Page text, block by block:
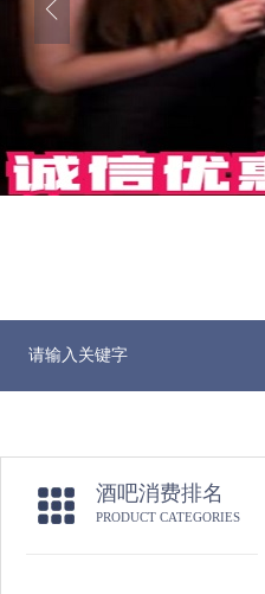
酒吧消费排名
PRODUCT CATEGORIES